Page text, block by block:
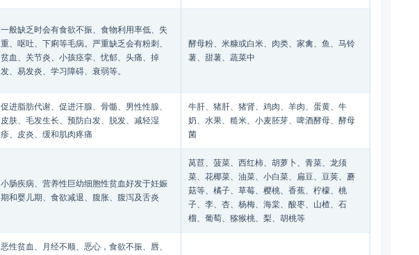
一般缺乏时会有食欲不振、食物利用率低、失
重、呕吐、下痢等毛病。严重缺乏会有粉刺、
贫血、关节炎、小孩痉挛、忧郁、头痛、掉
发、易发炎、学习障碍、衰弱等。
酵母粉、米糠或白米、肉类、家禽、鱼、马铃
薯、甜薯、蔬菜中
促进脂肪代谢、促进汗腺、骨髓、男性性腺、
皮肤、毛发生长、预防白发、脱发、减轻湿
疹、皮炎、缓和肌肉疼痛
牛肝、猪肝、猪肾、鸡肉、羊肉、蛋黄、牛
奶、水果、糙米、小麦胚芽、啤酒酵母、酵母
菌
小肠疾病、营养性巨幼细胞性贫血好发于妊娠
期和婴儿期、食欲减退、腹胀、腹泻及舌炎
莴苣、菠菜、西红柿、胡萝卜、青菜、龙须
菜、花椰菜、油菜、小白菜、扁豆、豆荚、蘑
菇等、橘子、草莓、樱桃、香蕉、柠檬、桃
子、李、杏、杨梅、海棠、酸枣、山楂、石
榴、葡萄、猕猴桃、梨、胡桃等
恶性贫血、月经不顺、恶心，食欲不振、唇、